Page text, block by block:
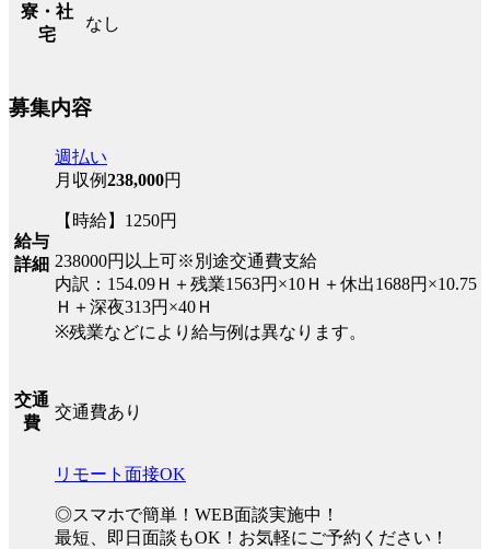
寮・社
宅
なし
募集内容
給与
詳細
週払い
月収例238,000円
【時給】1250円
238000円以上可※別途交通費支給
内訳：154.09Ｈ＋残業1563円×10Ｈ＋休出1688円×10.75
Ｈ＋深夜313円×40Ｈ
※残業などにより給与例は異なります。
交通
費
交通費あり
リモート面接OK
◎スマホで簡単！WEB面談実施中！
最短、即日面談もOK！お気軽にご予約ください！